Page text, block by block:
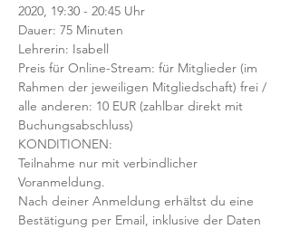
2020, 19:30 - 20:45 Uhr
Dauer: 75 Minuten
Lehrerin: Isabell
Preis für Online-Stream: für Mitglieder (im
Rahmen der jeweiligen Mitgliedschaft) frei /
alle anderen: 10 EUR (zahlbar direkt mit
Buchungsabschluss)
KONDITIONEN:
Teilnahme nur mit verbindlicher
Voranmeldung.
Nach deiner Anmeldung erhältst du eine
Bestätigung per Email, inklusive der Daten